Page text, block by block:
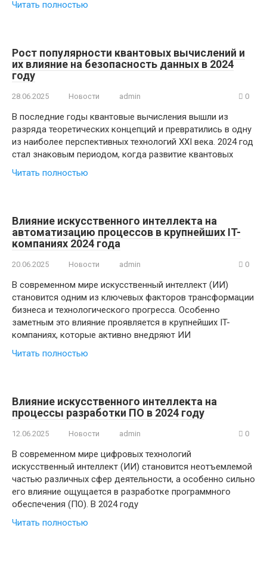
Читать полностью
Рост популярности квантовых вычислений и
их влияние на безопасность данных в 2024
году
28.06.2025 Новости admin 0
В последние годы квантовые вычисления вышли из
разряда теоретических концепций и превратились в одну
из наиболее перспективных технологий XXI века. 2024 год
стал знаковым периодом, когда развитие квантовых
Читать полностью
Влияние искусственного интеллекта на
автоматизацию процессов в крупнейших IT-
компаниях 2024 года
20.06.2025 Новости admin 0
В современном мире искусственный интеллект (ИИ)
становится одним из ключевых факторов трансформации
бизнеса и технологического прогресса. Особенно
заметным это влияние проявляется в крупнейших IT-
компаниях, которые активно внедряют ИИ
Читать полностью
Влияние искусственного интеллекта на
процессы разработки ПО в 2024 году
12.06.2025 Новости admin 0
В современном мире цифровых технологий
искусственный интеллект (ИИ) становится неотъемлемой
частью различных сфер деятельности, а особенно сильно
его влияние ощущается в разработке программного
обеспечения (ПО). В 2024 году
Читать полностью